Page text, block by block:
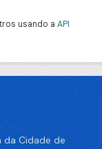
usando a API
da Cidade de